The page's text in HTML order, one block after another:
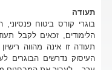
תעודה
בוגרי קורס ביטוח
הלימודים, זכאים לקבל
תעודה זו אינה מהווה
העיסוק נדרשים הבוגרים